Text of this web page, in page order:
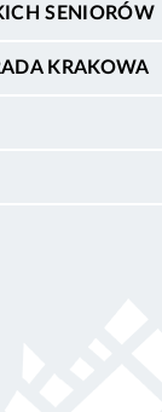
SENIORÓW
KRAKOWA